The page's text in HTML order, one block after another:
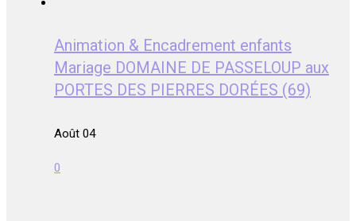
Animation & Encadrement enfants
Mariage DOMAINE DE PASSELOUP aux
PORTES DES PIERRES DORÉES (69)
Août 04
0